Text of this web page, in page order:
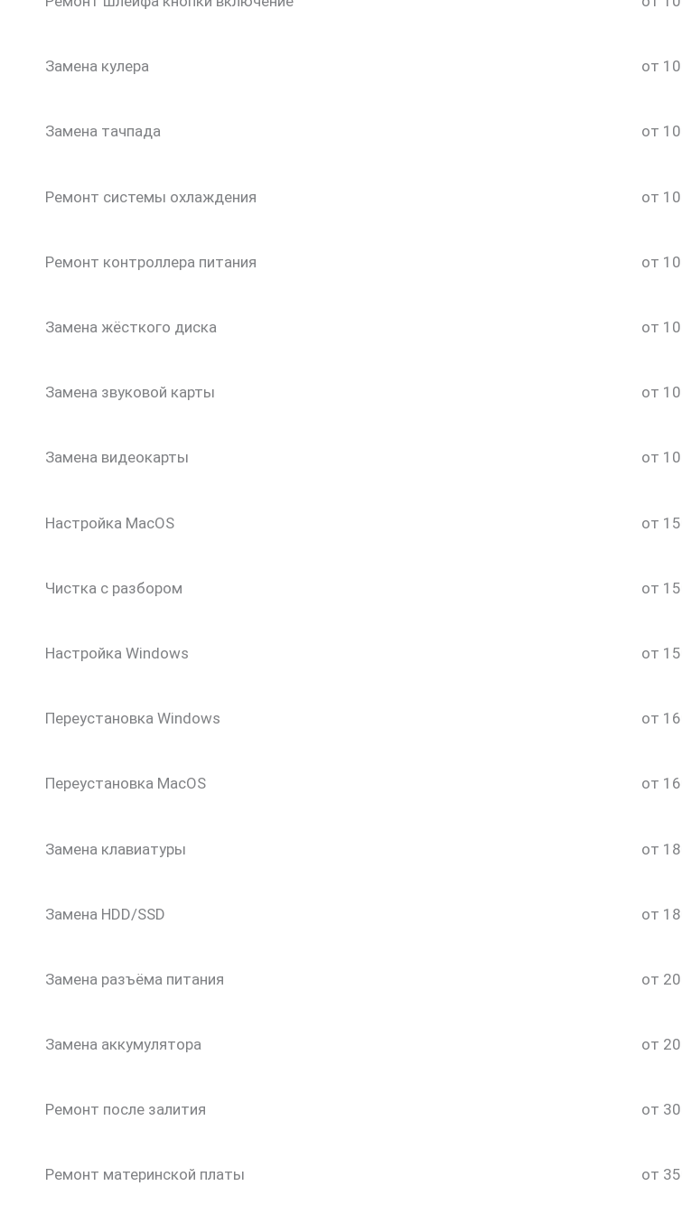
Замена кулера от
Замена тачпада от
Ремонт системы охлаждения от
Ремонт контроллера питания от
Замена жёсткого диска от
Замена звуковой карты от
Замена видеокарты от
Настройка MacOS от
Чистка с разбором от
Настройка Windows от
Переустановка Windows от
Переустановка MacOS от
Замена клавиатуры от
Замена HDD/SSD от
Замена разъёма питания от
Замена аккумулятора от
Ремонт после залития от
Ремонт материнской платы от